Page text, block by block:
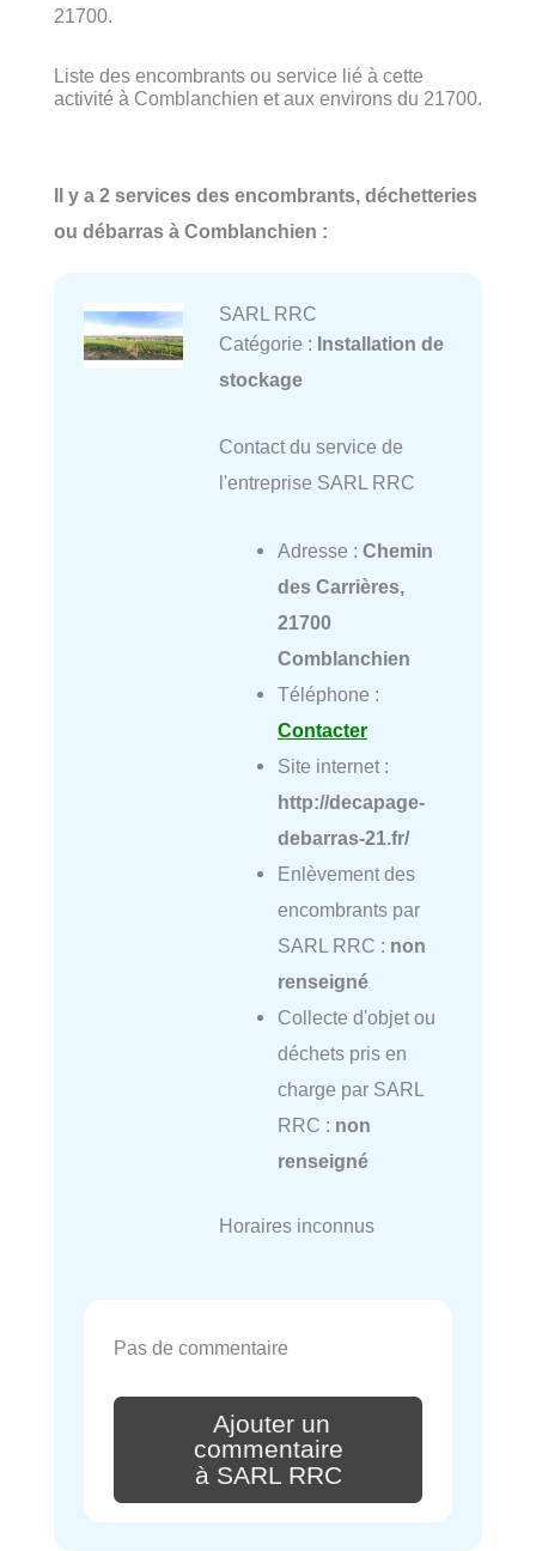
21700.
Liste des encombrants ou service lié à cette
activité à Comblanchien et aux environs du 21700.
Il y a 2 services des encombrants, déchetteries
ou débarras à Comblanchien :
SARL RRC
Catégorie : Installation de
stockage
Contact du service de
l'entreprise SARL RRC
Adresse : Chemin
des Carrières,
21700
Comblanchien
Téléphone :
Contacter
Site internet :
http://decapage-
debarras-21.fr/
Enlèvement des
encombrants par
SARL RRC : non
renseigné
Collecte d'objet ou
déchets pris en
charge par SARL
RRC : non
renseigné
Horaires inconnus
Pas de commentaire
Ajouter un
commentaire
à SARL RRC